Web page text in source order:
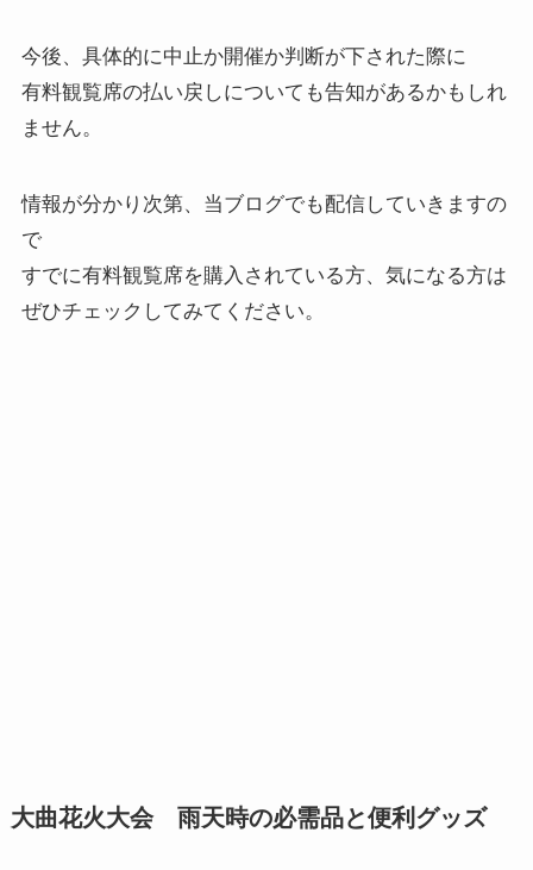
今後、具体的に中止か開催か判断が下された際に
有料観覧席の払い戻しについても告知があるかもしれ
ません。
情報が分かり次第、当ブログでも配信していきますの
で
すでに有料観覧席を購入されている方、気になる方は
ぜひチェックしてみてください。
大曲花火大会 雨天時の必需品と便利グッズ